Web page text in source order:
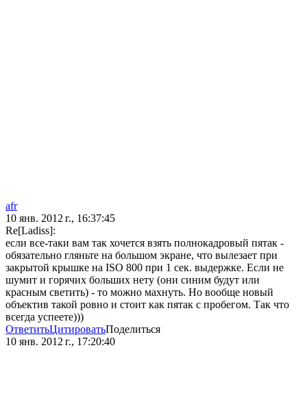
afr
10 янв. 2012 г., 16:37:45
Re[Ladiss]:
если все-таки вам так хочется взять полнокадровый пятак -
обязательно гляньте на большом экране, что вылезает при
закрытой крышке на ISO 800 при 1 сек. выдержке. Если не
шумит и горячих больших нету (они синим будут или
красным светить) - то можно махнуть. Но вообще новый
объектив такой ровно и стоит как пятак с пробегом. Так что
всегда успеете)))
ОтветитьЦитироватьПоделиться
10 янв. 2012 г., 17:20:40